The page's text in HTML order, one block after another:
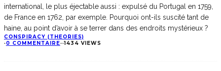
international, le plus éjectable aussi : expulsé du Portugal en 1759,
de France en 1762, par exemple. Pourquoi ont-ils suscité tant de
haine, au point d’avoir à se terrer dans des endroits mystérieux ?
CONSPIRACY (THEORIES)
·0 COMMENTAIRE··1434 VIEWS